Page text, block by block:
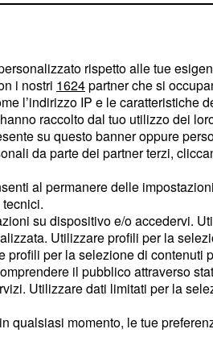
rispetto alle tue
i nostri 1624partner che si
l’indirizzo IP e le caratteristiche
raccolto dal tuo utilizzo dei
su questo banner oppure
da parte dei partner terzi,
al permanere delle
su dispositivo e/o accedervi.
Utilizzare profili per la
per la selezione di contenuti
il pubblico attraverso
Utilizzare dati limitati per la
qualsiasi momento, le tue